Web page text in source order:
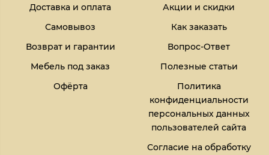
Доставка и оплата
Самовывоз
Возврат и гарантии
Мебель под заказ
Офёрта
Акции и скидки
Как заказать
Вопрос-Ответ
Полезные статьи
Политика
конфиденциальности
персональных данных
пользователей сайта
Согласие на обработку